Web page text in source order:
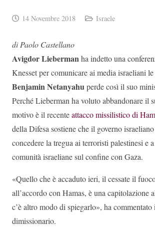
14 Novembre 2018 Israele
di Paolo Castellano
Avigdor Liebermanha indetto una
Knesset per comunicare ai media israeliani
Benjamin Netanyahuperde così il suo
Perché Lieberman ha voluto abbandonare il
motivo è il recenteattacco missilistico di
della Difesa sostiene che il governo
concedere la tregua ai terroristi palestinesi e
comunità israeliane sul confine con Gaza.
«Quello che è accaduto ieri, il cessate il
all’accordo con Hamas, è una capitolazione
c’è altro modo di spiegarlo», ha
dimissionario.